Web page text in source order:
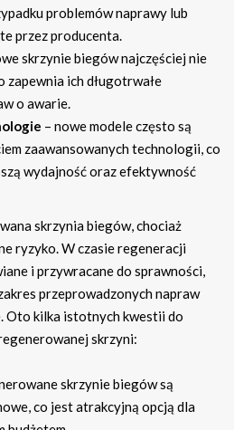
problemów naprawy lub
przez producenta.
skrzynie biegów najczęściej nie
zapewnia ich długotrwałe
o awarie.
– nowe modele często są
zaawansowanych technologii, co
wydajność oraz efektywność
skrzynia biegów, chociaż
ryzyko. W czasie regeneracji
i przywracane do sprawności,
przeprowadzonych napraw
Oto kilka istotnych kwestii do
skrzyni:
skrzynie biegów są
co jest atrakcyjną opcją dla